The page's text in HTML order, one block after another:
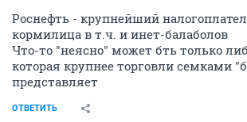
Роснефть - крупнейший
кормилица в т.ч. и инет-балаболов
Что-то "неясно" может бть только
которая крупнее торговли семками
представляет
ОТВЕТИТЬ